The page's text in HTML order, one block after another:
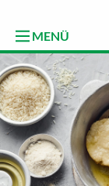
MENÜ